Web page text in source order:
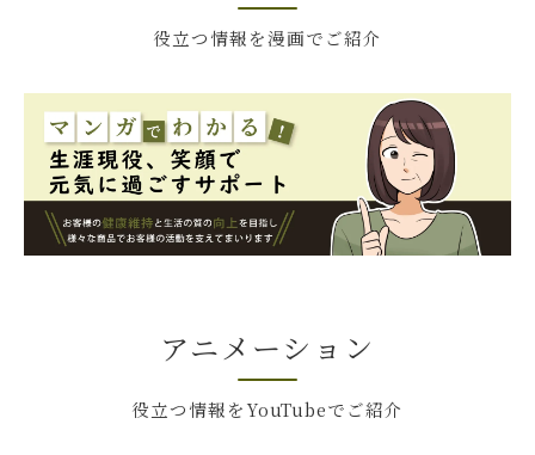
役立つ情報を漫画でご紹介
役立つ情報をYouTubeでご紹介
アニメーション